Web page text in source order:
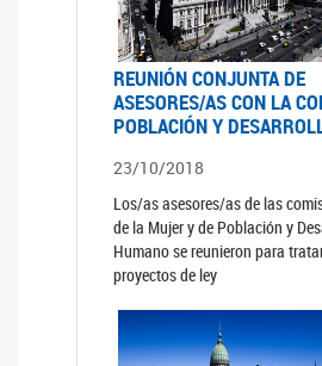
REUNIÓN CONJUNTA DE
ASESORES/AS CON LA
POBLACIÓN Y
23/10/2018
Los/as asesores/as de las
de la Mujer y de Población y
Humano se reunieron para
proyectos de ley